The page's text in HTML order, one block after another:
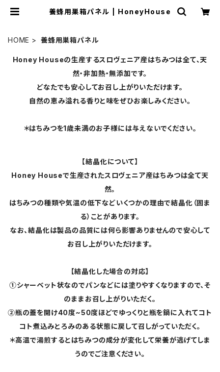
養蜂用巣箱パネル | HoneyHouse
HOME 養蜂用巣箱パネル
Honey Houseの生産するスロヴェニア産はちみつは全て、天
然・非加熱・無添加です。
どなたでも安心してお召し上がりいただけます。
自然の恵み溢れる香りと味をぜひお楽しみください。
＊はちみつを1歳未満のお子様には与えないでください。
【結晶化について】
Honey Houseで生産されたスロヴェニア産はちみつは全て天
然。
はちみつの種類や気温の低下などいくつかの理由で結晶化（固ま
る）ことがあります。
なお、結晶化は製品の品質には何ら影響ありませんので安心して
お召し上がりいただけます。
【結晶化した場合の対応】
①シャーベット状なのでパンなどには塗りやすくなりますので、そ
のままお召し上がりいただく。
②瓶の蓋を開け40度~50度ほどでゆっくりと瓶を鍋に入れてコト
コト煮込みとろみのある状態に戻して召しがっていただく。
＊高温で湯煎するとはちみつの成分が変化して栄養が逃げてしま
うのでご注意ください。